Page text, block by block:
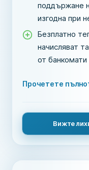
поддържане
изгодна при
Безплатно
начисляват
от
Прочетете
Вижте